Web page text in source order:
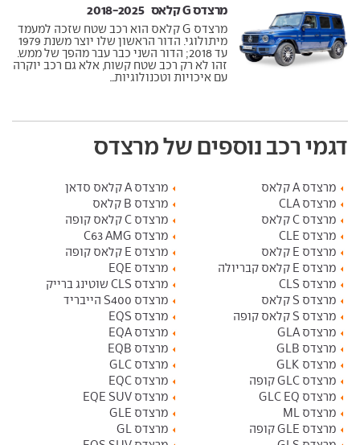
מרצדס G קלאס ‏ 2018-2025
מרצדס G קלאס הוא רכב שטח שזכה למעמד
מיתולוגי. הדור הראשון שלו יוצר משנת 1979
עד 2018; הדור השני כבר עבר מהפך של ממש.
זהו לא רק רכב שטח קשוח, אלא גם רכב יוקרה
עם איכויות וטכנולוגיות...
דגמי רכב נוספים של מרצדס
מרצדס A קלאס
מרצדס A קלאס סדאן
מרצדס CLA
מרצדס B קלאס
מרצדס C קלאס
מרצדס C קלאס קופה
מרצדס CLE
מרצדס C63 AMG
מרצדס E קלאס
מרצדס E קלאס קופה
מרצדס E קלאס קבריולה
מרצדס EQE
מרצדס CLS
מרצדס CLS שוטינג ברייק
מרצדס S קלאס
מרצדס S400 הייבריד
מרצדס S קלאס קופה
מרצדס EQS
מרצדס GLA
מרצדס EQA
מרצדס GLB
מרצדס EQB
מרצדס GLK
מרצדס GLC
מרצדס GLC קופה
מרצדס EQC
מרצדס GLC EQ
מרצדס EQE SUV
מרצדס ML
מרצדס GLE
מרצדס GLE קופה
מרצדס GL